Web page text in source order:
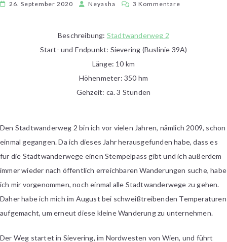
26. September 2020 Neyasha 3 Kommentare
Sievering
Beschreibung: Stadtwanderweg 2
Start- und Endpunkt: Sievering (Buslinie 39A)
Länge: 10 km
Höhenmeter: 350 hm
Gehzeit: ca. 3 Stunden
Den Stadtwanderweg 2 bin ich vor vielen Jahren, nämlich 2009, schon
einmal gegangen. Da ich dieses Jahr herausgefunden habe, dass es
für die Stadtwanderwege einen Stempelpass gibt und ich außerdem
immer wieder nach öffentlich erreichbaren Wanderungen suche, habe
ich mir vorgenommen, noch einmal alle Stadtwanderwege zu gehen.
Daher habe ich mich im August bei schweißtreibenden Temperaturen
aufgemacht, um erneut diese kleine Wanderung zu unternehmen.
Der Weg startet in Sievering, im Nordwesten von Wien, und führt